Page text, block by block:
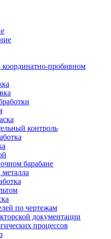
координатно-пробивном
контроль
барабане
по чертежам
документации
процессов